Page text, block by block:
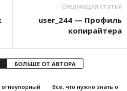
Следующая статья
user_244 — Профиль
копирайтера
БОЛЬШЕ ОТ АВТОРА
Все, что нужно знать о